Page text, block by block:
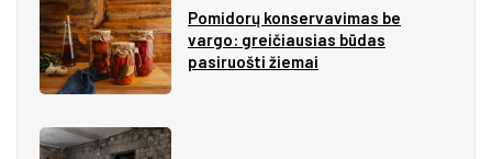
Pomidorų konservavimas be
vargo: greičiausias būdas
pasiruošti žiemai